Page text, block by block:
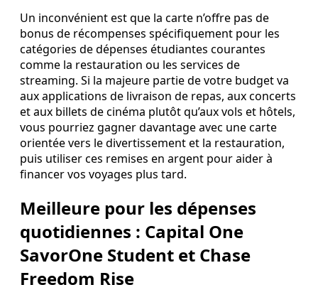
Un inconvénient est que la carte n’offre pas de
bonus de récompenses spécifiquement pour les
catégories de dépenses étudiantes courantes
comme la restauration ou les services de
streaming. Si la majeure partie de votre budget va
aux applications de livraison de repas, aux concerts
et aux billets de cinéma plutôt qu’aux vols et hôtels,
vous pourriez gagner davantage avec une carte
orientée vers le divertissement et la restauration,
puis utiliser ces remises en argent pour aider à
financer vos voyages plus tard.
Meilleure pour les dépenses
quotidiennes : Capital One
SavorOne Student et Chase
Freedom Rise